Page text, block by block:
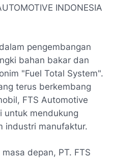
INDONESIA
pengembangan
bahan bakar dan
"Fuel Total System".
terus berkembang
FTS Automotive
untuk mendukung
industri manufaktur.
depan, PT. FTS